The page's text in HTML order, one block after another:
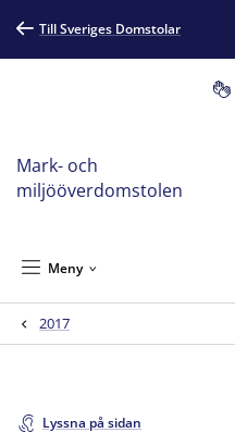
Till Sveriges Domstolar
Mark- och
miljööverdomstolen
Meny
2017
Lyssna på sidan